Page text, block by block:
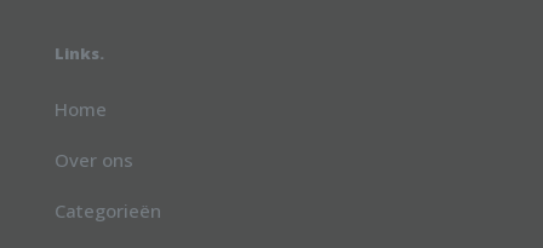
Links.
Home
Over ons
Categorieën